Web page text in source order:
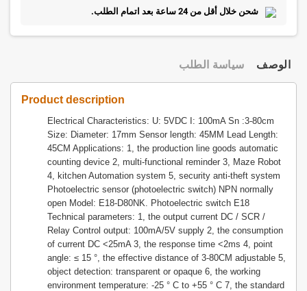
شحن خلال أقل من 24 ساعة بعد اتمام الطلب.
الوصف سياسة الطلب
Product description
Electrical Characteristics: U: 5VDC I: 100mA Sn :3-80cm
Size: Diameter: 17mm Sensor length: 45MM Lead Length:
45CM Applications: 1, the production line goods automatic
counting device 2, multi-functional reminder 3, Maze Robot
4, kitchen Automation system 5, security anti-theft system
Photoelectric sensor (photoelectric switch) NPN normally
open Model: E18-D80NK. Photoelectric switch E18
Technical parameters: 1, the output current DC / SCR /
Relay Control output: 100mA/5V supply 2, the consumption
of current DC <25mA 3, the response time <2ms 4, point
angle: ≤ 15 °, the effective distance of 3-80CM adjustable 5,
object detection: transparent or opaque 6, the working
environment temperature: -25 ° C to +55 ° C 7, the standard